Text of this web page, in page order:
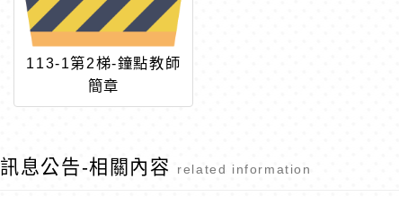
113-1第2梯-鐘點教師
簡章
訊息公告-相關內容 related information